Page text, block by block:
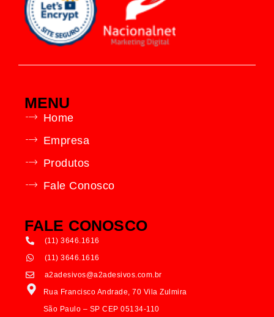
MENU
Home
Empresa
Produtos
Fale Conosco
FALE CONOSCO
(11) 3646.1616
(11) 3646.1616
a2adesivos@a2adesivos.com.br
Rua Francisco Andrade, 70 Vila Zulmira
São Paulo – SP CEP 05134-110